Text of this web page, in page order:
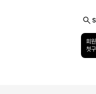
회
첫
회